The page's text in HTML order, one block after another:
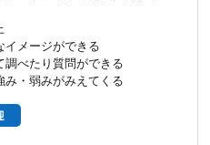
イメージができる
調べたり質問ができる
み・弱みがみえてくる